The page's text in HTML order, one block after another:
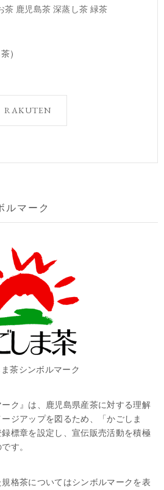
茶 鹿児島茶 深蒸し茶 緑茶
)
RAKUTEN
ルマーク
茶シンボルマーク
ーク』は、鹿児島県産茶に対する理解
ジアップを図るため、「かごしま
標章を設定し、宣伝販売活動を積極
す。
格茶についてはシンボルマークを表